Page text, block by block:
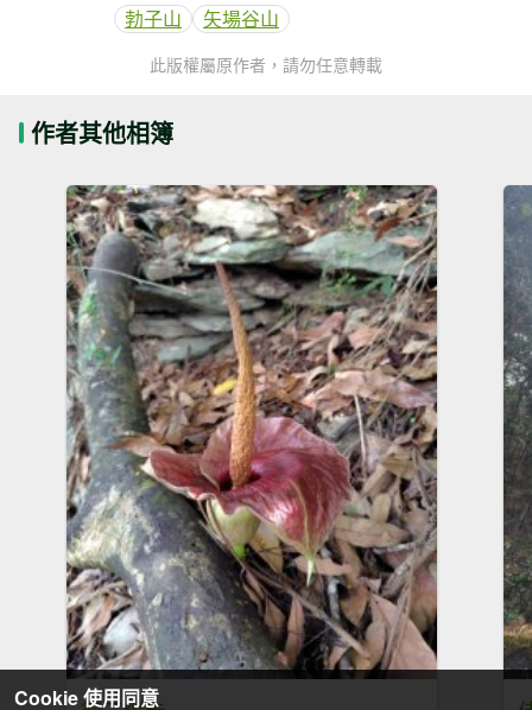
勃子山
矢場谷山
此版權屬原作者，請勿任意轉載
作者其他相簿
Cookie 使用同意